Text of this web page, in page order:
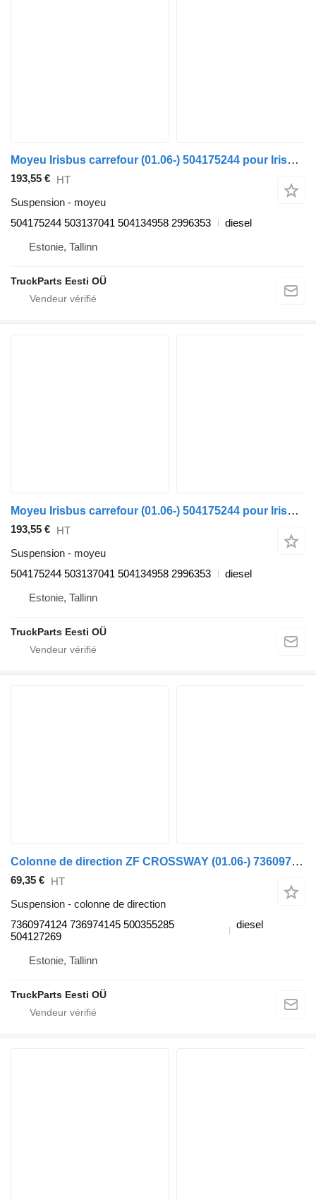
Moyeu Irisbus carrefour (01.06-) 504175244 pour Irisbus Arway, Crossway, Crealis, Magelys, Proway, Daily Tourys (2006-)
193,55 € HT
Suspension - moyeu
504175244 503137041 504134958 2996353
diesel
Estonie, Tallinn
TruckParts Eesti OÜ
Moyeu Irisbus carrefour (01.06-) 504175244 pour Irisbus Arway, Crossway, Crealis, Magelys, Proway, Daily Tourys (2006-)
193,55 € HT
Suspension - moyeu
504175244 503137041 504134958 2996353
diesel
Estonie, Tallinn
TruckParts Eesti OÜ
Colonne de direction ZF CROSSWAY (01.06-) 7360974124 pour Irisbus Arway, Crossway, Crealis, Magelys, Proway, Daily Tourys (2006-)
69,35 € HT
Suspension - colonne de direction
7360974124 736974145 500355285
504127269
diesel
Estonie, Tallinn
TruckParts Eesti OÜ